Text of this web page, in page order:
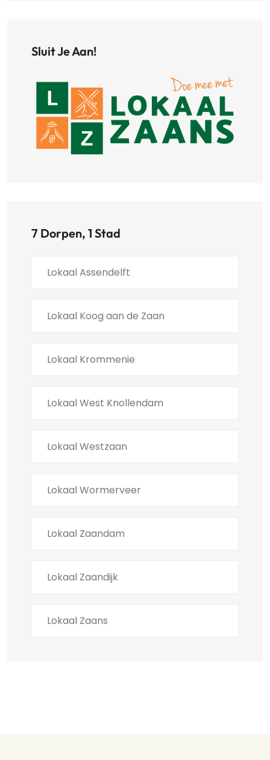
Sluit Je Aan!
7 Dorpen, 1 Stad
Lokaal Assendelft
Lokaal Koog aan de Zaan
Lokaal Krommenie
Lokaal West Knollendam
Lokaal Westzaan
Lokaal Wormerveer
Lokaal Zaandam
Lokaal Zaandijk
Lokaal Zaans